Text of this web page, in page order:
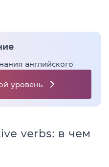
английского
уровень
verbs: в чем